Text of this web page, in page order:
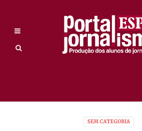
SEM CATEGORIA